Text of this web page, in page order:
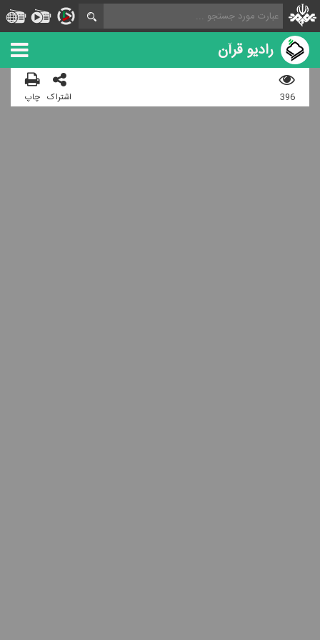
رادیو قرآن
396 اشتراک چاپ